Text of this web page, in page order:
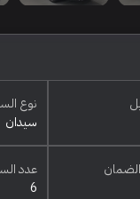
نوع
سيدان
عدد
6